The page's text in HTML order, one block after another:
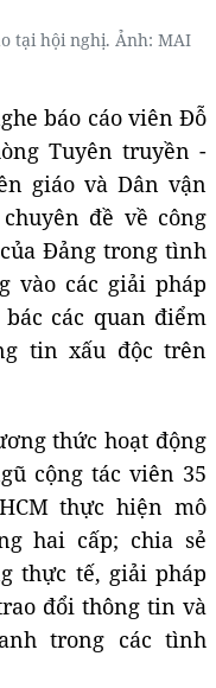
tại hội nghị. Ảnh: MAI
báo cáo viên Đỗ
Tuyên truyền -
giáo và Dân vận
đề về công
Đảng trong tình
vào các giải pháp
các quan điểm
tin xấu độc trên
thức hoạt động
cộng tác viên 35
thực hiện mô
hai cấp; chia sẻ
thực tế, giải pháp
đổi thông tin và
trong các tình